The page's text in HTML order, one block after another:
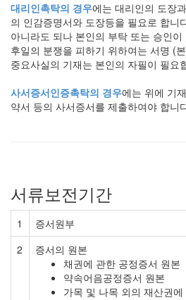
대리인촉탁의 경우에는 대리인의 도장
의 인감증명서와 도장등을 필요로 합니
아니라도 되나 본인의 부탁 또는 승인
후일의 분쟁을 피하기 위하여는 서명 (
중요사실의 기재는 본인의 자필이 필요
사서증서인증촉탁의 경우에는 위에 기
약서 등의 사서증서를 제출하여야 합니
서류보전기간
1
증서원부
2
증서의 원본
채권에 관한 공정증서 원본
약속어음공정증서 원본
가목 및 나목 외의 재산권